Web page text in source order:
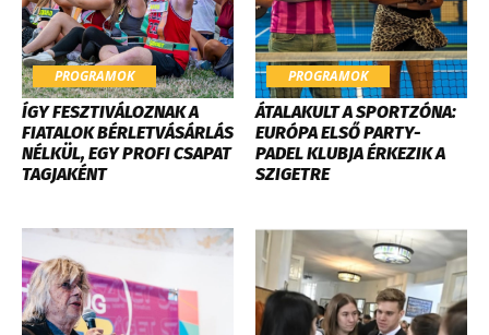
PROGRAMOK
ÍGY FESZTIVÁLOZNAK A
FIATALOK BÉRLETVÁSÁRLÁS
NÉLKÜL, EGY PROFI CSAPAT
TAGJAKÉNT
PROGRAMOK
ÁTALAKULT A SPORTZÓNA:
EURÓPA ELSŐ PARTY-
PADEL KLUBJA ÉRKEZIK A
SZIGETRE